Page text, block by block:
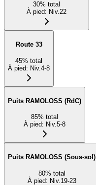
30% total
À pied: Niv.22
Route 33
45% total
À pied: Niv.4-8
Puits RAMOLOSS (RdC)
85% total
À pied: Niv.5-8
Puits RAMOLOSS (Sous-sol)
80% total
À pied: Niv.19-23